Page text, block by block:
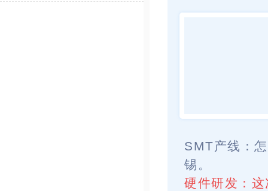
SMT产线：
锡。
硬件研发： 这